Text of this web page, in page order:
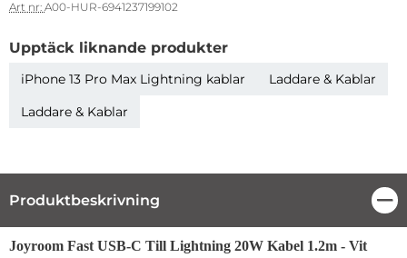
Art nr: A00-HUR-6941237199102
Upptäck liknande produkter
iPhone 13 Pro Max Lightning kablar
Laddare & Kablar
Laddare & Kablar
Produktbeskrivning
Produktbeskrivning
Joyroom Fast USB-C Till Lightning 20W Kabel 1.2m - Vit